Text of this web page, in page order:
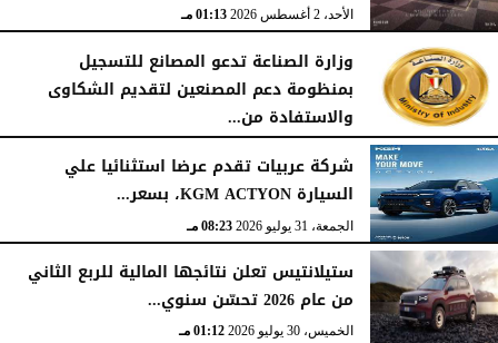
الأحد، 2 أغسطس 2026 01:13 مـ
وزارة الصناعة تدعو المصانع للتسجيل
بمنظومة دعم المصنعين لتقديم الشكاوى
والاستفادة من...
السبت، 1 أغسطس 2026
شركة عربيات تقدم عرضا استثنائيا علي
السيارة KGM ACTYON، بسعر...
الجمعة، 31 يوليو 2026 08:23 مـ
ستيلانتيس تعلن نتائجها المالية للربع الثاني
من عام 2026 تحسّن سنوي...
الخميس، 30 يوليو 2026 01:12 مـ